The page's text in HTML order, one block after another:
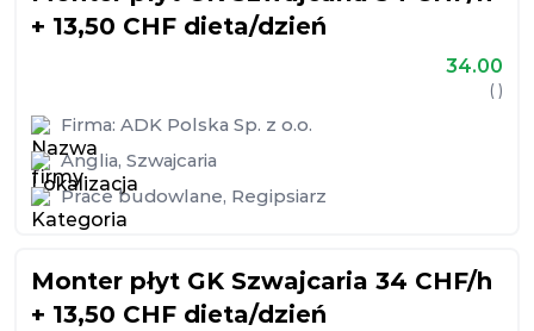
+ 13,50 CHF dieta/dzień
34.00
( )
Firma: ADK Polska Sp. z o.o.
Anglia, Szwajcaria
Prace budowlane, Regipsiarz
Monter płyt GK Szwajcaria 34 CHF/h
+ 13,50 CHF dieta/dzień